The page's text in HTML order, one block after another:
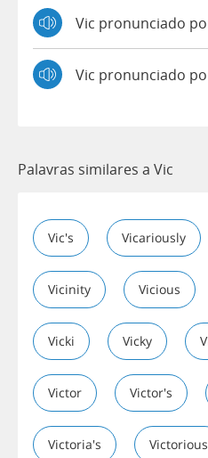
Vic pronunciado
Vic pronunciado
Palavras similares a Vic
Vic's Vicariously
Vicinity Vicious
Vicki Vicky
Victor Victor's
Victoria's Victorious